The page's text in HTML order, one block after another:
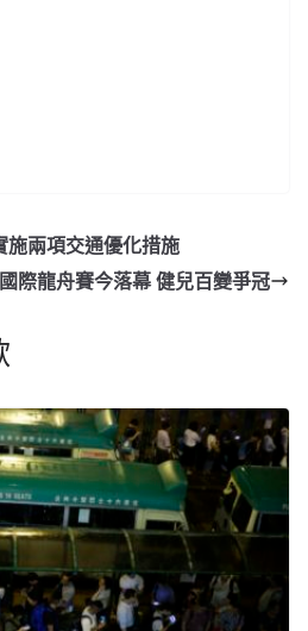
施兩項交通優化措施
國際龍舟賽今落幕 健兒百變爭冠